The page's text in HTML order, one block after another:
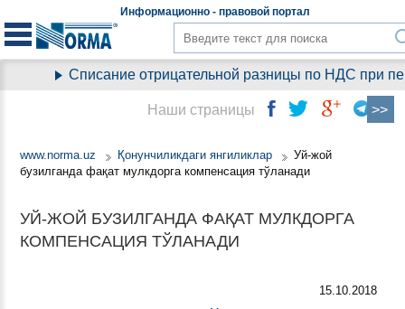
Информационно - правовойпортал
Списание отрицательной разницы по НДС при
www.norma.uz Қонунчиликдаги янгиликлар
Уй-жой
бузилганда фақат мулкдорга компенсация тўланади
УЙ-ЖОЙ БУЗИЛГАНДА ФАҚАТ МУЛКДОРГА
КОМПЕНСАЦИЯ ТЎЛАНАДИ
15.10.2018
Наши страницы